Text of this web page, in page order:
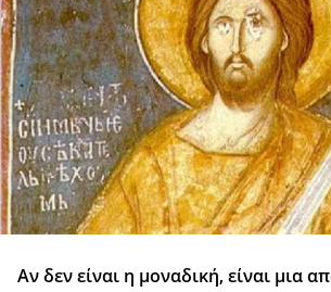
Αν δεν είναι η μοναδική, είναι μια